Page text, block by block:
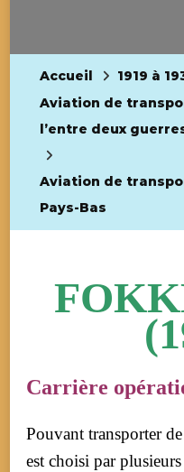
Accueil
1919 à
Aviation de
l’entre deux
Aviation de
Pays-Bas
Carrière
Pouvant transporter
est choisi par